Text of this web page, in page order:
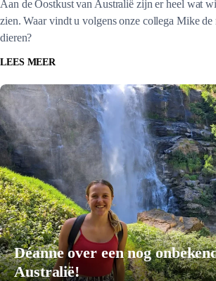
Aan de Oostkust van Australië zijn er heel wat
zien. Waar vindt u volgens onze collega Mike de
dieren?
LEES MEER
Déanne over een nog
Australië!